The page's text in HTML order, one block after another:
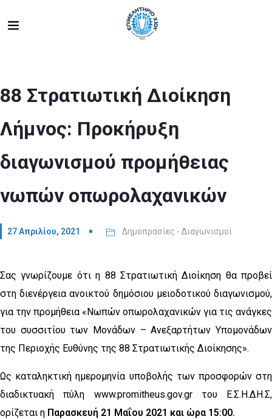
88 Στρατιωτική Διοίκηση
Λήμνος: Προκήρυξη
διαγωνισμού προμήθειας
νωπών οπωρολαχανικών
27 Απριλίου, 2021 Δημοπρασίες - Διαγωνισμοί
Σας γνωρίζουμε ότι η 88 Στρατιωτική Διοίκηση θα προβεί
στη διενέργεια ανοικτού δημόσιου μειοδοτικού διαγωνισμού,
για την προμήθεια «Νωπών οπωρολαχανικών για τις ανάγκες
του συσσιτίου των Μονάδων – Ανεξαρτήτων Υπομονάδων
της Περιοχής Ευθύνης της 88 Στρατιωτικής Διοίκησης».
Ως καταληκτική ημερομηνία υποβολής των προσφορών στη
διαδικτυακή πύλη www.promitheus.gov.gr του Ε.Σ.Η.ΔΗ.Σ,
ορίζεται η Παρασκευή 21 Μαΐου 2021 και ώρα 15:00.